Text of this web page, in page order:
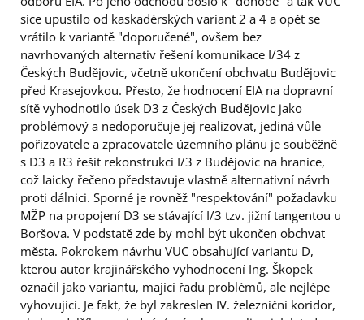
sice upustilo od kaskadérských variant 2 a 4 a opět se
vrátilo k variantě "doporučené", ovšem bez
navrhovaných alternativ řešení komunikace I/34 z
Českých Budějovic, včetně ukončení obchvatu Budějovic
před Krasejovkou. Přesto, že hodnocení EIA na dopravní
sítě vyhodnotilo úsek D3 z Českých Budějovic jako
problémový a nedoporučuje jej realizovat, jediná vůle
pořizovatele a zpracovatele územního plánu je souběžně
s D3 a R3 řešit rekonstrukci I/3 z Budějovic na hranice,
což laicky řečeno představuje vlastně alternativní návrh
proti dálnici. Sporné je rovněž "respektování" požadavku
MŽP na propojení D3 se stávající I/3 tzv. jižní tangentou u
Boršova. V podstatě zde by mohl být ukončen obchvat
města. Pokrokem návrhu VUC obsahující variantu D,
kterou autor krajinářského vyhodnocení Ing. Škopek
označil jako variantu, mající řadu problémů, ale nejlépe
vyhovující. Je fakt, že byl zakreslen IV. železniční koridor,